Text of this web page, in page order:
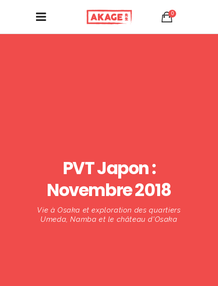
0
PVT Japon :
Novembre 2018
Vie à Osaka et exploration des quartiers
Umeda, Namba et le château d'Osaka